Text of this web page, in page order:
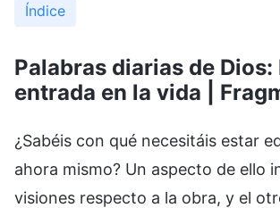
Índice
Palabras diarias de Dios:
entrada en la vida |
¿Sabéis con qué necesitáis estar
ahora mismo? Un aspecto de ello
visiones respecto a la obra, y el